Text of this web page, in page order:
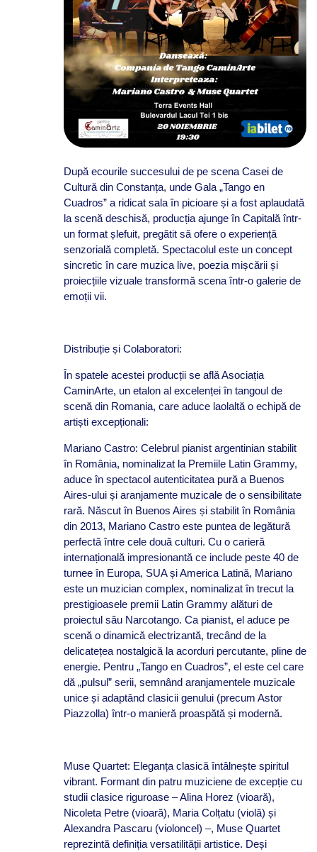
După ecourile succesului de pe scena Casei de
Cultură din Constanța, unde Gala „Tango en
Cuadros” a ridicat sala în picioare și a fost aplaudată
la scenă deschisă, producția ajunge în Capitală într-
un format șlefuit, pregătit să ofere o experiență
senzorială completă. Spectacolul este un concept
sincretic în care muzica live, poezia mișcării și
proiecțiile vizuale transformă scena într-o galerie de
emoții vii.
Distribuție și Colaboratori:
În spatele acestei producții se află Asociația
CaminArte, un etalon al excelenței în tangoul de
scenă din Romania, care aduce laolaltă o echipă de
artiști excepționali:
Mariano Castro: Celebrul pianist argentinian stabilit
în România, nominalizat la Premiile Latin Grammy,
aduce în spectacol autenticitatea pură a Buenos
Aires-ului și aranjamente muzicale de o sensibilitate
rară. Născut în Buenos Aires și stabilit în România
din 2013, Mariano Castro este puntea de legătură
perfectă între cele două culturi. Cu o carieră
internațională impresionantă ce include peste 40 de
turnee în Europa, SUA și America Latină, Mariano
este un muzician complex, nominalizat în trecut la
prestigioasele premii Latin Grammy alături de
proiectul său Narcotango. Ca pianist, el aduce pe
scenă o dinamică electrizantă, trecând de la
delicatețea nostalgică la acorduri percutante, pline de
energie. Pentru „Tango en Cuadros”, el este cel care
dă „pulsul” serii, semnând aranjamentele muzicale
unice și adaptând clasicii genului (precum Astor
Piazzolla) într-o manieră proaspătă și modernă.
Muse Quartet: Eleganța clasică întâlnește spiritul
vibrant. Formant din patru muziciene de excepție cu
studii clasice riguroase – Alina Horez (vioară),
Nicoleta Petre (vioară), Maria Colțatu (violă) și
Alexandra Pascaru (violoncel) –, Muse Quartet
reprezintă definiția versatilității artistice. Deși